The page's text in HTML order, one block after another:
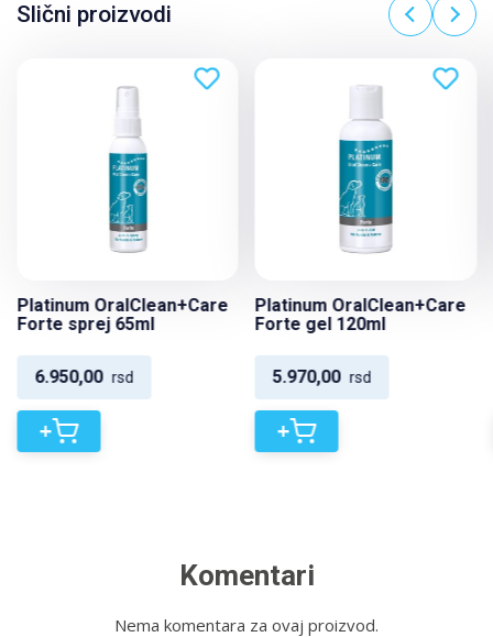
Slični proizvodi
Platinum OralClean+Care
Forte sprej 65ml
6.950,00 rsd
+
Platinum OralClean+Care
Forte gel 120ml
5.970,00 rsd
+
Komentari
Nema komentara za ovaj proizvod.